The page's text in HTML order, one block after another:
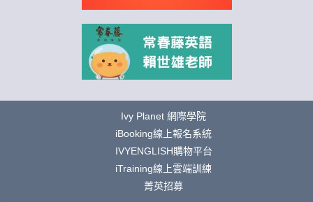
Ivy Planet 網際學院
iBooking線上報名系統
IVYENGLISH購物平台
iTraining線上雲端訓練
菁英招募